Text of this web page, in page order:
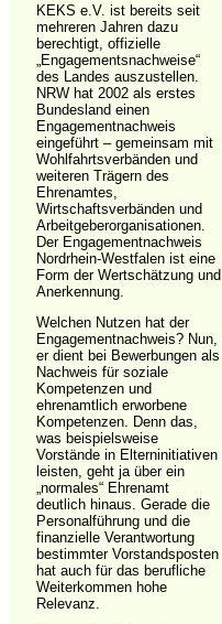
KEKS e.V. ist bereits seit
mehreren Jahren dazu
berechtigt, offizielle
„Engagementsnachweise“
des Landes auszustellen.
NRW hat 2002 als erstes
Bundesland einen
Engagementnachweis
eingeführt – gemeinsam mit
Wohlfahrtsverbänden und
weiteren Trägern des
Ehrenamtes,
Wirtschaftsverbänden und
Arbeitgeberorganisationen.
Der Engagementnachweis
Nordrhein-Westfalen ist eine
Form der Wertschätzung und
Anerkennung.
Welchen Nutzen hat der
Engagementnachweis? Nun,
er dient bei Bewerbungen als
Nachweis für soziale
Kompetenzen und
ehrenamtlich erworbene
Kompetenzen. Denn das,
was beispielsweise
Vorstände in Elterninitiativen
leisten, geht ja über ein
„normales“ Ehrenamt
deutlich hinaus. Gerade die
Personalführung und die
finanzielle Verantwortung
bestimmter Vorstandsposten
hat auch für das berufliche
Weiterkommen hohe
Relevanz.